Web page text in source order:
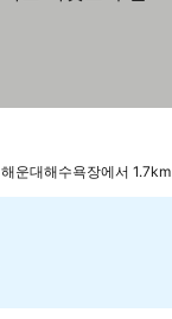
해운대해수욕장에서 1.7km